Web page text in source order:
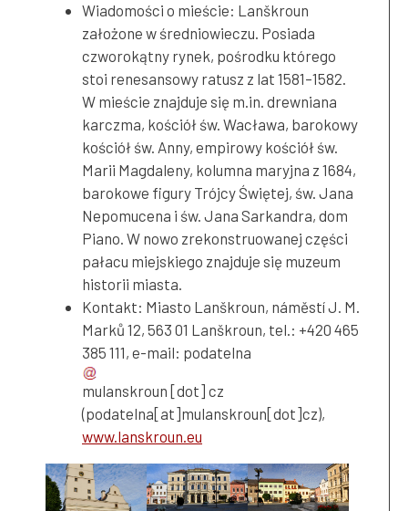
Wiadomości o mieście: Lanškroun
założone w średniowieczu. Posiada
czworokątny rynek, pośrodku którego
stoi renesansowy ratusz z lat 1581–1582.
W mieście znajduje się m.in. drewniana
karczma, kościół św. Wacława, barokowy
kościół św. Anny, empirowy kościół św.
Marii Magdaleny, kolumna maryjna z 1684,
barokowe figury Trójcy Świętej, św. Jana
Nepomucena i św. Jana Sarkandra, dom
Piano. W nowo zrekonstruowanej części
pałacu miejskiego znajduje się muzeum
historii miasta.
Kontakt: Miasto Lanškroun, náměstí J. M.
Marků 12, 563 01 Lanškroun, tel.: +420 465
385 111, e-mail: podatelna
mulanskroun [dot] cz
(podatelna[at]mulanskroun[dot]cz),
www.lanskroun.eu